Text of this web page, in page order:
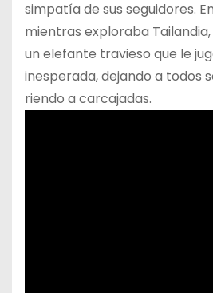
simpatía de sus seguidores.
mientras exploraba
un elefante travieso que le
inesperada, dejando a todos
riendo a carcajadas.